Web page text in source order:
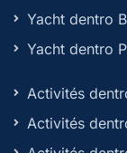
Yacht dentro
Yacht dentro
Activités
Activités